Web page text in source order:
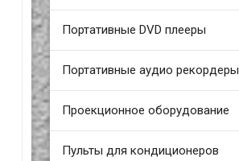
Портативные DVD плееры
Портативные аудио рекордеры
Проекционное оборудование
Пульты для кондиционеров